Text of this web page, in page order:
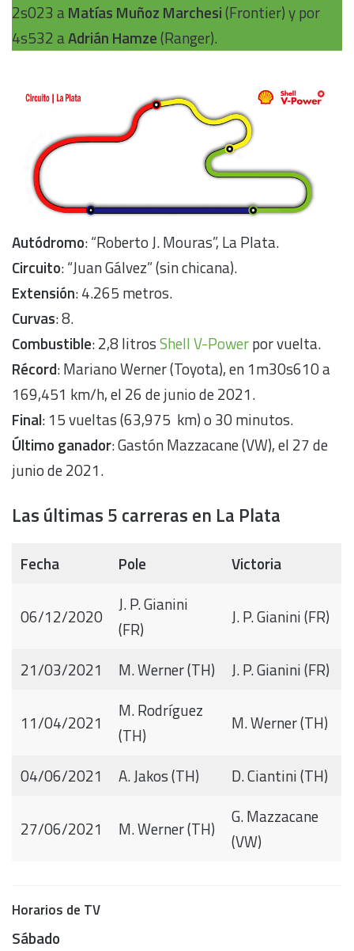
2s023 a Matías Muñoz Marchesi(Frontier) y por
4s532 aAdrián Hamze(Ranger).
Autódromo: “Roberto J. Mouras”, La Plata.
Circuito: “Juan Gálvez” (sin chicana).
Extensión: 4.265 metros.
Curvas: 8.
Combustible: 2,8 litrosShell V-Powerpor vuelta.
Récord: Mariano Werner (Toyota), en 1m30s610 a
169,451 km/h, el 26 de junio de 2021.
Final: 15 vueltas (63,975 km) o 30 minutos.
Último ganador: Gastón Mazzacane (VW), el 27 de
junio de 2021.
Las últimas 5 carreras en La Plata
Fecha Pole Victoria
06/12/2020
J. P. Gianini
(FR)
J. P. Gianini (FR)
21/03/2021 M. Werner (TH) J. P. Gianini (FR)
11/04/2021
M. Rodríguez
(TH)
M. Werner (TH)
04/06/2021 A. Jakos (TH) D. Ciantini (TH)
27/06/2021 M. Werner (TH)
G. Mazzacane
(VW)
Horarios de TV
Sábado